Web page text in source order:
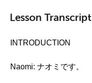
Lesson Transcript
INTRODUCTION
Naomi: ナオミです。